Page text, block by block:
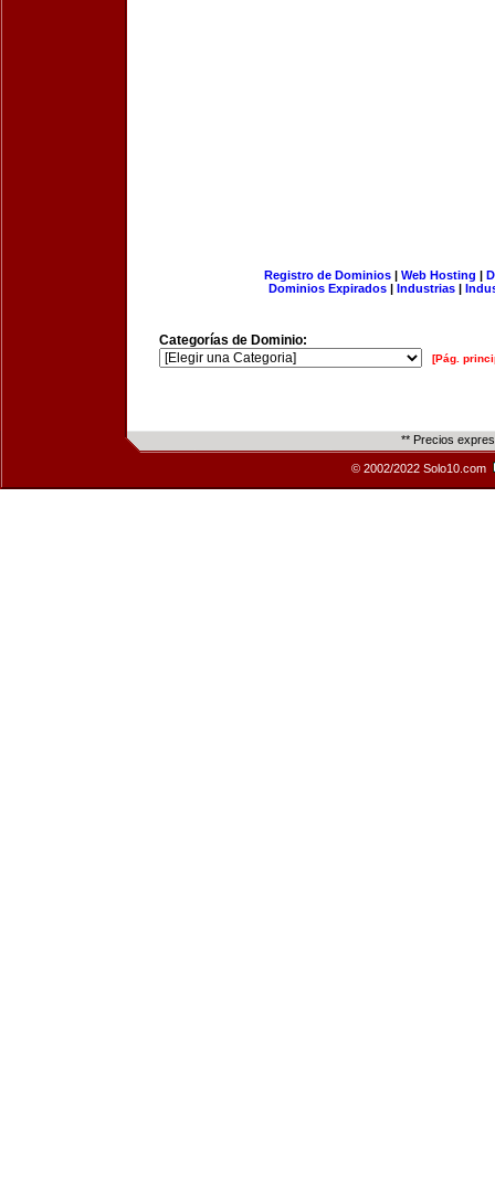
Registro de Dominios| Web Hosting |
Dominios Expirados | Industrias |
Categorías de Dominio:
[Pág.
** Precios
© 2002/2022 Solo10.com